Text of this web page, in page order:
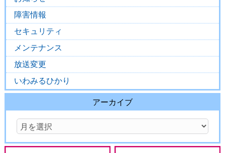
障害情報
セキュリティ
メンテナンス
放送変更
いわみるひかり
アーカイブ